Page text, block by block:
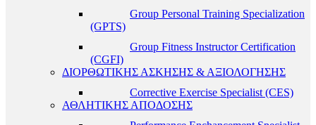
Group Personal Training Specialization
(GPTS)
Group Fitness Instructor Certification
(CGFI)
ΔΙΟΡΘΩΤΙΚΗΣ ΑΣΚΗΣΗΣ & ΑΞΙΟΛΟΓΗΣΗΣ
Corrective Exercise Specialist (CES)
ΑΘΛΗΤΙΚΗΣ ΑΠΟΔΟΣΗΣ